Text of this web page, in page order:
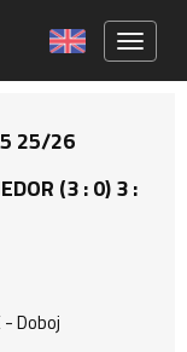
25/26
(3 : 0) 3 :
- Doboj